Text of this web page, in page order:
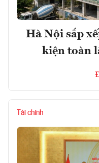
Hà Nội sắp
kiện toàn
Tài chính